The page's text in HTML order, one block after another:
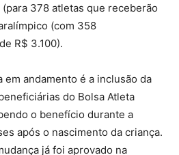
378 atletas que receberão
(com 358
R$ 3.100).
em andamento é a inclusão da
do Bolsa Atleta
o benefício durante a
após o nascimento da criança.
já foi aprovado na